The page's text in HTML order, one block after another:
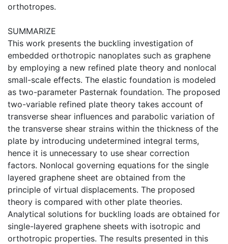
orthotropes.
SUMMARIZE
This work presents the buckling investigation of
embedded orthotropic nanoplates such as graphene
by employing a new refined plate theory and nonlocal
small-scale effects. The elastic foundation is modeled
as two-parameter Pasternak foundation. The proposed
two-variable refined plate theory takes account of
transverse shear influences and parabolic variation of
the transverse shear strains within the thickness of the
plate by introducing undetermined integral terms,
hence it is unnecessary to use shear correction
factors. Nonlocal governing equations for the single
layered graphene sheet are obtained from the
principle of virtual displacements. The proposed
theory is compared with other plate theories.
Analytical solutions for buckling loads are obtained for
single-layered graphene sheets with isotropic and
orthotropic properties. The results presented in this